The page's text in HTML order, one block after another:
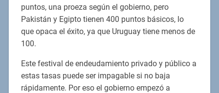
puntos, una proeza según el gobierno, pero
Pakistán y Egipto tienen 400 puntos básicos, lo
que opaca el éxito, ya que Uruguay tiene menos de
100.
Este festival de endeudamiento privado y público a
estas tasas puede ser impagable si no baja
rápidamente. Por eso el gobierno empezó a